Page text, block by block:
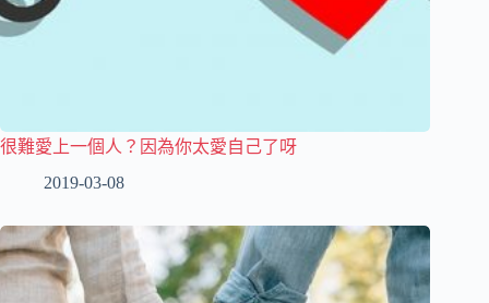
很難愛上一個人？因為你太愛自己了呀
2019-03-08